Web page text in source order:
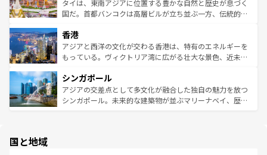
覧を参照してほしい。
ーチミン市のフランス統治時代の建物も、独特の雰囲気を
醸し出している。また、バラエティの豊かさとおいしさで
とつ。フォーやバインミー、ベトナムコーヒーなどは、ぜ
ひ現地で味わいたい。どの地域を訪れてもあたたかい人々
が旅行者を迎えてくれるので、きっと忘れられない旅にな
参照してほしい。
タイは、東南アジアに位置する豊かな自然と歴史が息づく
国だ。首都バンコクは高層ビルが立ち並ぶ一方、伝統的な
の活気が交差している。北部ではチェンマイなどの山岳地
帯で自然と触れ合い、南部ではプーケットやクラビの美し
いビーチでリゾート気分を楽しむことができる。タイ料理
激する。気候は一年中温暖で、どの季節にも異なる楽しみ
が待っている。親しみやすいタイの人々、仏教を中心とし
た文化、そして多様な観光資源が、訪れる旅人を魅了し続
香港
アジアと西洋の文化が交わる香港は、特有のエネルギーを
もっている。ヴィクトリア湾に広がる壮大な景色、近未来
み、どこを訪れても感動するはず。観光スポットが密集し
ており、効率よく見どころを回れるのも魅力。息をのむよ
うな絶景から文化的な体験まで、香港を存分に楽しみ尽く
シンガポール
アジアの交差点として多文化が融合した独自の魅力を放つ
シンガポール。未来的な建築物が並ぶマリーナベイ、歴史
国と地域